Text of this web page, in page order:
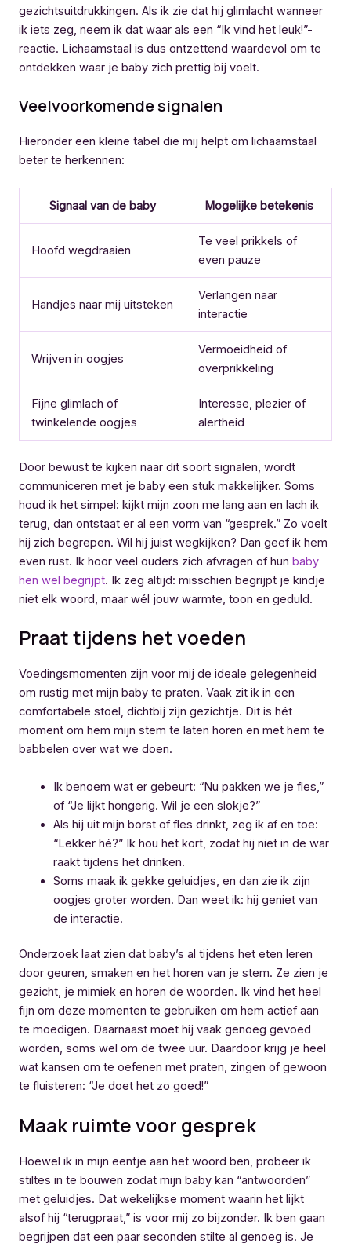
gezichtsuitdrukkingen. Als ik zie dat hij glimlacht wanneer
ik iets zeg, neem ik dat waar als een “Ik vind het leuk!”-
reactie. Lichaamstaal is dus ontzettend waardevol om te
ontdekken waar je baby zich prettig bij voelt.
Veelvoorkomende signalen
Hieronder een kleine tabel die mij helpt om lichaamstaal
beter te herkennen:
Signaal van de baby Mogelijke betekenis
Hoofd wegdraaien
Te veel prikkels of
even pauze
Handjes naar mij uitsteken
Verlangen naar
interactie
Wrijven in oogjes
Vermoeidheid of
overprikkeling
Fijne glimlach of
twinkelende oogjes
Interesse, plezier of
alertheid
Door bewust te kijken naar dit soort signalen, wordt
communiceren met je baby een stuk makkelijker. Soms
houd ik het simpel: kijkt mijn zoon me lang aan en lach ik
terug, dan ontstaat er al een vorm van “gesprek.” Zo voelt
hij zich begrepen. Wil hij juist wegkijken? Dan geef ik hem
even rust. Ik hoor veel ouders zich afvragen of hun baby
hen wel begrijpt. Ik zeg altijd: misschien begrijpt je kindje
niet elk woord, maar wél jouw warmte, toon en geduld.
Praat tijdens het voeden
Voedingsmomenten zijn voor mij de ideale gelegenheid
om rustig met mijn baby te praten. Vaak zit ik in een
comfortabele stoel, dichtbij zijn gezichtje. Dit is hét
moment om hem mijn stem te laten horen en met hem te
babbelen over wat we doen.
Ik benoem wat er gebeurt: “Nu pakken we je fles,”
of “Je lijkt hongerig. Wil je een slokje?”
Als hij uit mijn borst of fles drinkt, zeg ik af en toe:
“Lekker hé?” Ik hou het kort, zodat hij niet in de war
raakt tijdens het drinken.
Soms maak ik gekke geluidjes, en dan zie ik zijn
oogjes groter worden. Dan weet ik: hij geniet van
de interactie.
Onderzoek laat zien dat baby’s al tijdens het eten leren
door geuren, smaken en het horen van je stem. Ze zien je
gezicht, je mimiek en horen de woorden. Ik vind het heel
fijn om deze momenten te gebruiken om hem actief aan
te moedigen. Daarnaast moet hij vaak genoeg gevoed
worden, soms wel om de twee uur. Daardoor krijg je heel
wat kansen om te oefenen met praten, zingen of gewoon
te fluisteren: “Je doet het zo goed!”
Maak ruimte voor gesprek
Hoewel ik in mijn eentje aan het woord ben, probeer ik
stiltes in te bouwen zodat mijn baby kan “antwoorden”
met geluidjes. Dat wekelijkse moment waarin het lijkt
alsof hij “terugpraat,” is voor mij zo bijzonder. Ik ben gaan
begrijpen dat een paar seconden stilte al genoeg is. Je